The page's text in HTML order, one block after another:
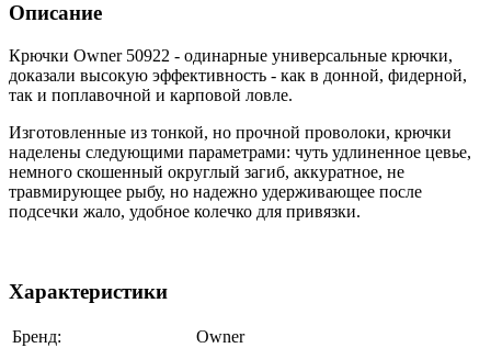
Описание
Крючки Owner 50922 - одинарные универсальные крючки,
доказали высокую эффективность - как в донной, фидерной,
так и поплавочной и карповой ловле.
Изготовленные из тонкой, но прочной проволоки, крючки
наделены следующими параметрами: чуть удлиненное цевье,
немного скошенный округлый загиб, аккуратное, не
травмирующее рыбу, но надежно удерживающее после
подсечки жало, удобное колечко для привязки.
Характеристики
Бренд:
Owner